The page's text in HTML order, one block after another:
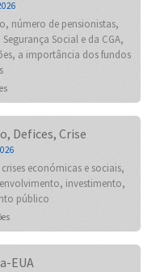
número de pensionistas,
Social e da CGA,
a importância dos fundos
Defices, Crise
económicas e sociais,
investimento,
público
EUA